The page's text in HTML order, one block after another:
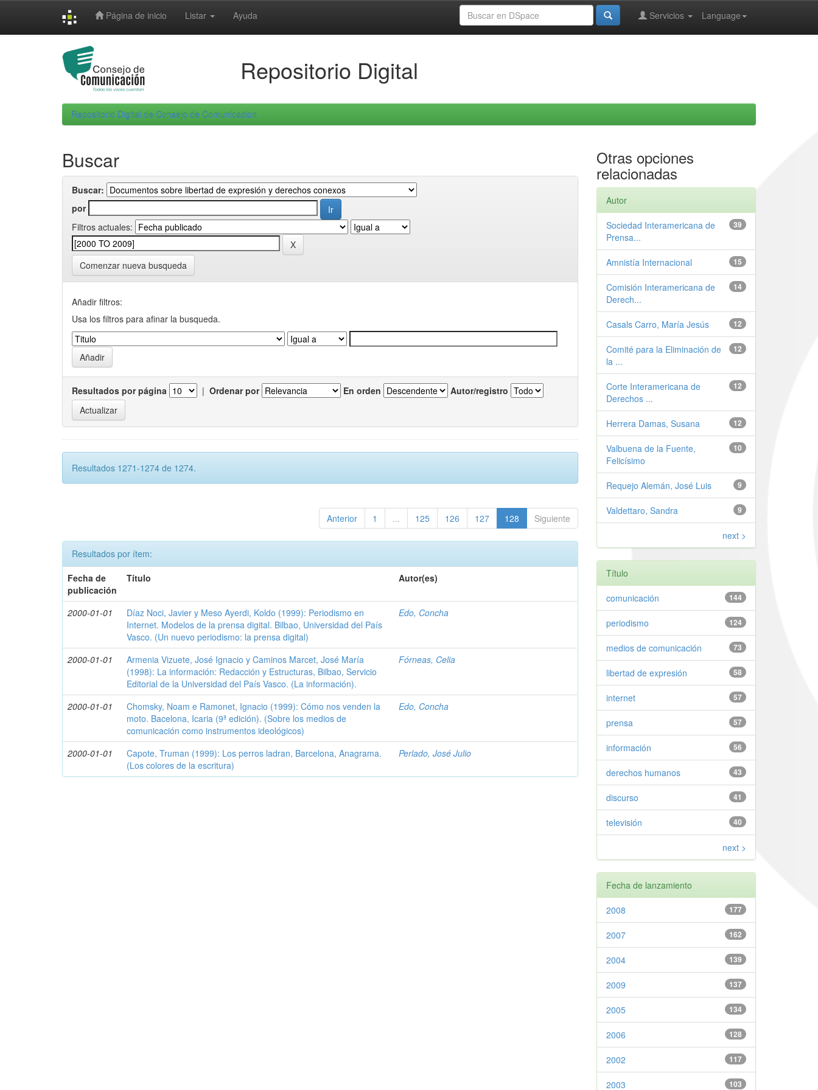
Página de inicio Listar Ayuda Language
Servicios
Repositorio Digital
Repositorio Digital de Consejo de Comunicacion
Buscar
Buscar:
por
Filtros actuales:
Comenzar nueva busqueda
Añadir filtros:
Usa los filtros para afinar la busqueda.
Resultados por página | Ordenar por En orden Autor/registro
Resultados 1271-1274 de 1274.
Anterior 1 ... 125 126 127 128 Siguiente
Resultados por ítem:
Fecha de
publicación
Título Autor(es)
2000-01-01
Díaz Noci, Javier y Meso Ayerdi, Koldo (1999): Periodismo en
Internet. Modelos de la prensa digital. Bilbao, Universidad del País
Vasco. (Un nuevo periodismo: la prensa digital)
Edo, Concha
2000-01-01
Armenia Vizuete, José Ignacio y Caminos Marcet, José María
(1998): La información: Redacción y Estructuras, Bilbao, Servicio
Editorial de la Universidad del País Vasco. (La información).
Fórneas, Celia
2000-01-01
Chomsky, Noam e Ramonet, Ignacio (1999): Cómo nos venden la
moto. Bacelona, Icaria (9ª edición). (Sobre los medios de
comunicación como instrumentos ideológicos)
Edo, Concha
2000-01-01
Capote, Truman (1999): Los perros ladran, Barcelona, Anagrama.
(Los colores de la escritura)
Perlado, José Julio
Otras opciones
relacionadas
Autor
39
Sociedad Interamericana de
Prensa...
15
Amnistía Internacional
14
Comisión Interamericana de
Derech...
12
Casals Carro, María Jesús
12
Comité para la Eliminación de
la ...
12
Corte Interamericana de
Derechos ...
12
Herrera Damas, Susana
10
Valbuena de la Fuente,
Felicísimo
9
Requejo Alemán, José Luis
9
Valdettaro, Sandra
next >
Título
144
comunicación
124
periodismo
73
medios de comunicación
58
libertad de expresión
57
internet
57
prensa
56
información
43
derechos humanos
41
discurso
40
televisión
next >
Fecha de lanzamiento
177
2008
162
2007
139
2004
137
2009
134
2005
128
2006
117
2002
103
2003